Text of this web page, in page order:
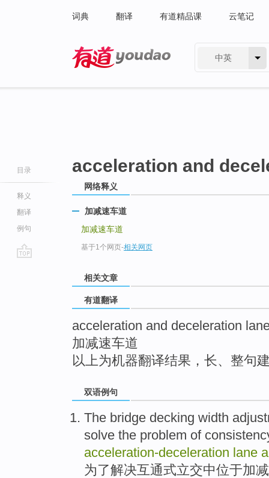
词典 翻译 有道精品课 云笔记
中英
目录
释义
翻译
例句
acceleration and
网络释义
加减速车道
加减速车道
基于1个网页-相关网页
相关文章
有道翻译
acceleration and deceleration
加减速车道
以上为机器翻译结果，长、整句
双语例句
The bridge decking width
solve the problem of
acceleration-deceleration lane
为了解决互通式立交中位于加